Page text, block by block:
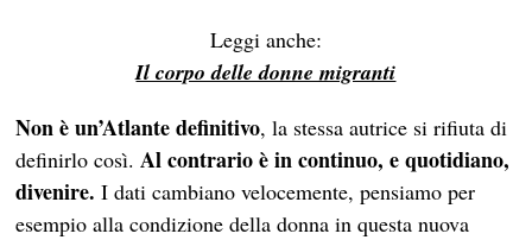
Leggi anche:
Il corpo delle donne migranti
Non è un’Atlante definitivo, la stessa autrice si rifiuta di
definirlo così.Al contrario è in continuo, e quotidiano,
divenire. I dati cambiano velocemente, pensiamo per
esempio alla condizione della donna in questa nuova